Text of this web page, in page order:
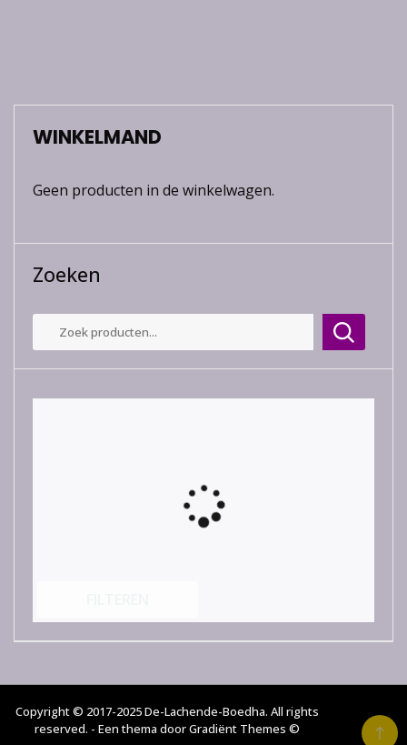
WINKELMAND
Geen producten in de winkelwagen.
Zoeken
Copyright © 2017-2025 De-Lachende-Boedha. All rights
reserved. - Een thema door Gradiënt Themes ©